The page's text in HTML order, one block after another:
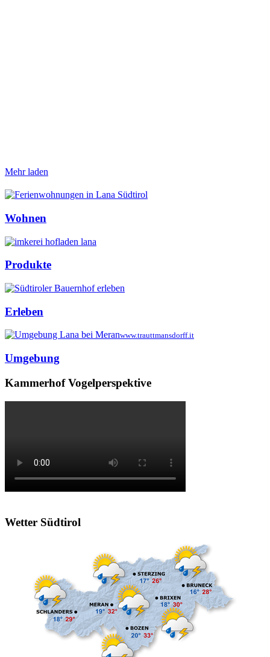
Mehr laden
Wohnen
Produkte
Erleben
www.trauttmansdorff.it
Umgebung
Kammerhof Vogelperspektive
Wetter Südtirol